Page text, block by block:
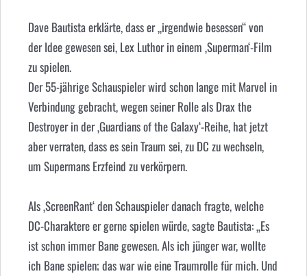
Dave Bautista erklärte, dass er „irgendwie besessen“ von
der Idee gewesen sei, Lex Luthor in einem ‚Superman‘-Film
zu spielen.
Der 55-jährige Schauspieler wird schon lange mit Marvel in
Verbindung gebracht, wegen seiner Rolle als Drax the
Destroyer in der ‚Guardians of the Galaxy‘-Reihe, hat jetzt
aber verraten, dass es sein Traum sei, zu DC zu wechseln,
um Supermans Erzfeind zu verkörpern.
Als ‚ScreenRant‘ den Schauspieler danach fragte, welche
DC-Charaktere er gerne spielen würde, sagte Bautista: „Es
ist schon immer Bane gewesen. Als ich jünger war, wollte
ich Bane spielen; das war wie eine Traumrolle für mich. Und